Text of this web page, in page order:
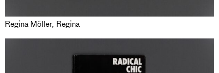
Regina Möller, Regina